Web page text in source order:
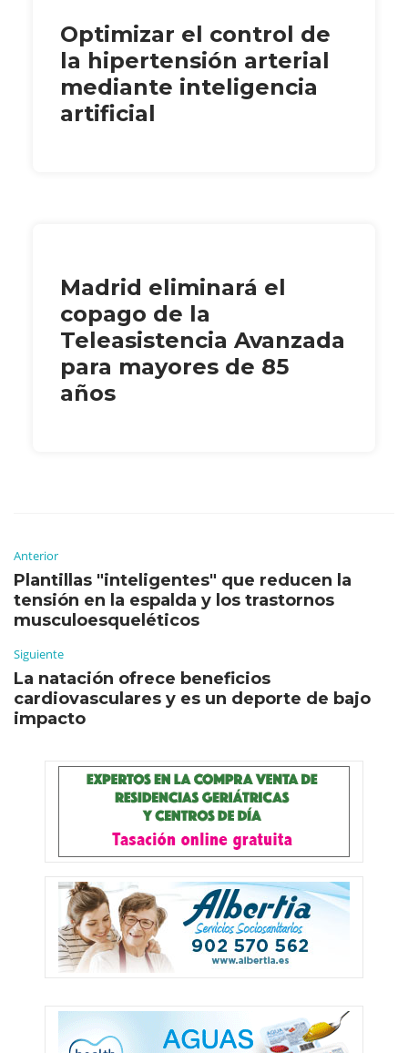
Optimizar el control de
la hipertensión arterial
mediante inteligencia
artificial
Madrid eliminará el
copago de la
Teleasistencia Avanzada
para mayores de 85
años
Anterior
Plantillas "inteligentes" que reducen la
tensión en la espalda y los trastornos
musculoesqueléticos
Siguiente
La natación ofrece beneficios
cardiovasculares y es un deporte de bajo
impacto